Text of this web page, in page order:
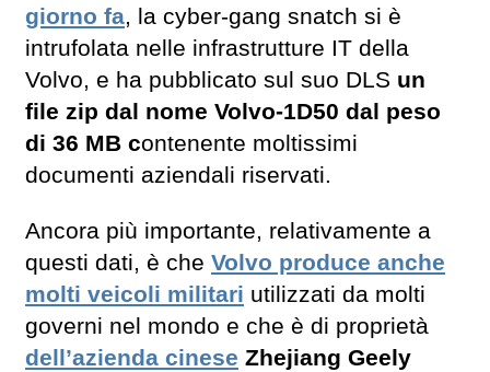
giorno fa, la cyber-gang snatch si è
intrufolata nelle infrastrutture IT della
Volvo, e ha pubblicato sul suo DLS un
file zip dal nome Volvo-1D50 dal peso
di 36 MB contenente moltissimi
documenti aziendali riservati.
Ancora più importante, relativamente a
questi dati, è che Volvo produce anche
molti veicoli militari utilizzati da molti
governi nel mondo e che è di proprietà
dell’azienda cinese Zhejiang Geely